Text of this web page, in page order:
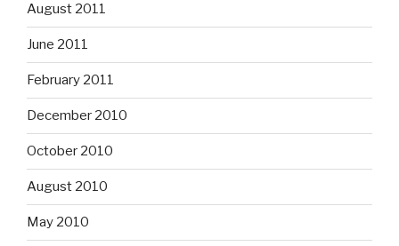
August 2011
June 2011
February 2011
December 2010
October 2010
August 2010
May 2010